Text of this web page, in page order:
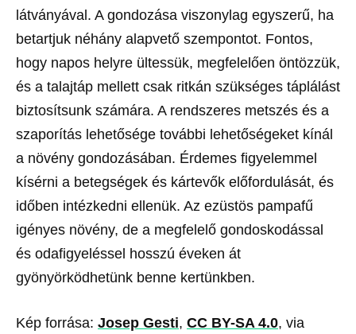
látványával. A gondozása viszonylag egyszerű, ha
betartjuk néhány alapvető szempontot. Fontos,
hogy napos helyre ültessük, megfelelően öntözzük,
és a talajtáp mellett csak ritkán szükséges táplálást
biztosítsunk számára. A rendszeres metszés és a
szaporítás lehetősége további lehetőségeket kínál
a növény gondozásában. Érdemes figyelemmel
kísérni a betegségek és kártevők előfordulását, és
időben intézkedni ellenük. Az ezüstös pampafű
igényes növény, de a megfelelő gondoskodással
és odafigyeléssel hosszú éveken át
gyönyörködhetünk benne kertünkben.
Kép forrása: Josep Gesti, CC BY-SA 4.0, via